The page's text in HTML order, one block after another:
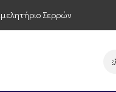
Σερρών
του Επιμελητηρίου